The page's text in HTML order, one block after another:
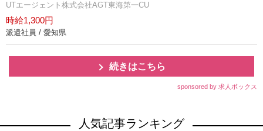
UTエージェント株式会社AGT東海第一CU
時給1,300円
派遣社員 / 愛知県
続きはこちら
sponsored by 求人ボックス
人気記事ランキング